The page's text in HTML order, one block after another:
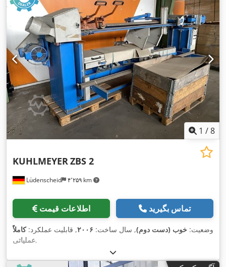
1 /8
Lüdenscheid ۴٬۲۵۹ km
KUHLMEYER ZBS 2
اطلاعات قیمت تماس بگیرید
وضعیت: خوب (دست دوم), سال ساخت: ۲۰۰۶, قابلیت عملکرد:کاملاً
عملیاتی,